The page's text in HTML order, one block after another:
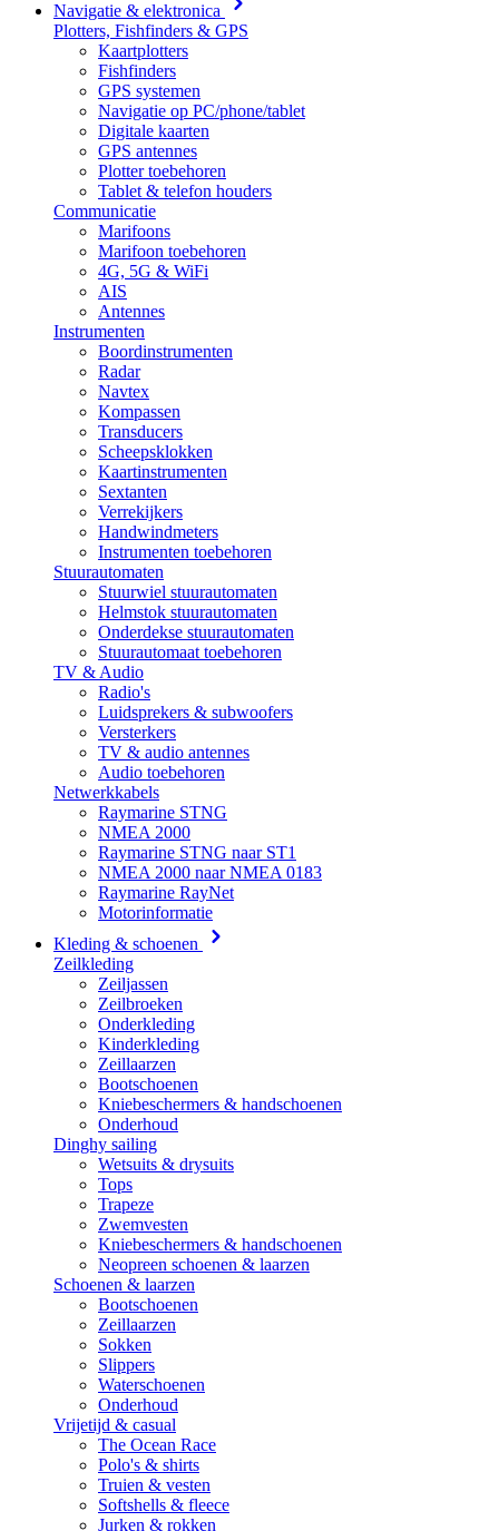
Navigatie & elektronica
Plotters, Fishfinders & GPS
Kaartplotters
Fishfinders
GPS systemen
Navigatie op PC/phone/tablet
Digitale kaarten
GPS antennes
Plotter toebehoren
Tablet & telefon houders
Communicatie
Marifoons
Marifoon toebehoren
4G, 5G & WiFi
AIS
Antennes
Instrumenten
Boordinstrumenten
Radar
Navtex
Kompassen
Transducers
Scheepsklokken
Kaartinstrumenten
Sextanten
Verrekijkers
Handwindmeters
Instrumenten toebehoren
Stuurautomaten
Stuurwiel stuurautomaten
Helmstok stuurautomaten
Onderdekse stuurautomaten
Stuurautomaat toebehoren
TV & Audio
Radio's
Luidsprekers & subwoofers
Versterkers
TV & audio antennes
Audio toebehoren
Netwerkkabels
Raymarine STNG
NMEA 2000
Raymarine STNG naar ST1
NMEA 2000 naar NMEA 0183
Raymarine RayNet
Motorinformatie
Kleding & schoenen
Zeilkleding
Zeiljassen
Zeilbroeken
Onderkleding
Kinderkleding
Zeillaarzen
Bootschoenen
Kniebeschermers & handschoenen
Onderhoud
Dinghy sailing
Wetsuits & drysuits
Tops
Trapeze
Zwemvesten
Kniebeschermers & handschoenen
Neopreen schoenen & laarzen
Schoenen & laarzen
Bootschoenen
Zeillaarzen
Sokken
Slippers
Waterschoenen
Onderhoud
Vrijetijd & casual
The Ocean Race
Polo's & shirts
Truien & vesten
Softshells & fleece
Jurken & rokken